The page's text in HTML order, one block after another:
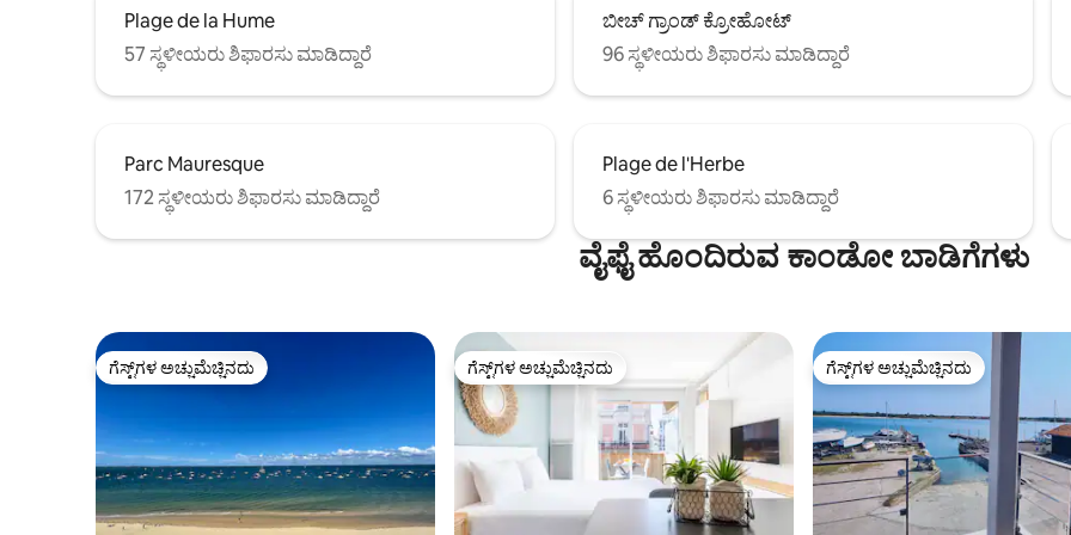
Plage de la Hume
57 ಸ್ಥಳೀಯರು ಶಿಫಾರಸು ಮಾಡಿದ್ದಾರೆ
ಬೀಚ್ ಗ್ರಾಂಡ್ ಕ್ರೋಹೋಟ್
96 ಸ್ಥಳೀಯರು ಶಿಫಾರಸು ಮಾಡಿದ್ದಾರೆ
Parc Mauresque
172 ಸ್ಥಳೀಯರು ಶಿಫಾರಸು ಮಾಡಿದ್ದಾರೆ
Plage de l'Herbe
6 ಸ್ಥಳೀಯರು ಶಿಫಾರಸು ಮಾಡಿದ್ದಾರೆ
ವೈಫೈ ಹೊಂದಿರುವ ಕಾಂಡೋ ಬಾಡಿಗೆಗಳು
ಗೆಸ್ಟ್‌ಗಳ ಅಚ್ಚುಮೆಚ್ಚಿನದು
ಗೆಸ್ಟ್‌ಗಳ ಅಚ್ಚುಮೆಚ್ಚಿನದು ಗೆಸ್ಟ್‌ಗಳ ಅಚ್ಚುಮೆಚ್ಚಿನದು
ಗೆಸ್ಟ್‌ಗಳ ಅಚ್ಚುಮೆಚ್ಚಿನದು ಗೆಸ್ಟ್‌ಗಳ ಅಚ್ಚುಮೆಚ್ಚಿನದು
ಗೆಸ್ಟ್‌ಗಳ ಅಚ್ಚುಮೆಚ್ಚಿನದು